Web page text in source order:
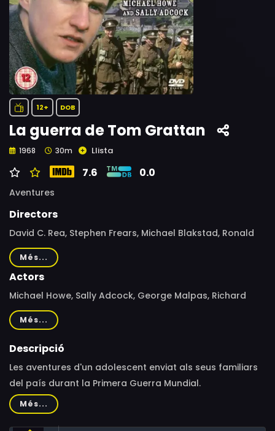
12+ DOB
La guerra de Tom Grattan
1968 30m Llista
7.6 0.0
Aventures
Directors
David C. Rea, Stephen Frears, Michael Blakstad, Ronald
Eyre
Més...
Actors
Michael Howe, Sally Adcock, George Malpas, Richard
Warner, Connie Merigold
Més...
Descripció
Les aventures d'un adolescent enviat als seus familiars
del país durant la Primera Guerra Mundial.
Més...